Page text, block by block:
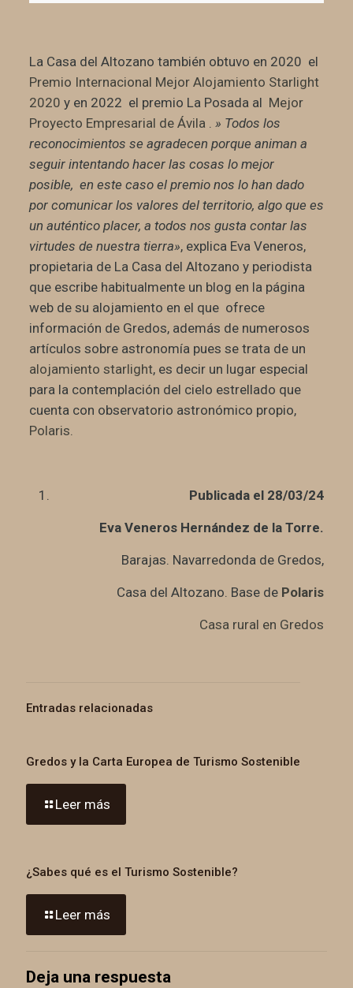
La Casa del Altozano también obtuvo en 2020 el
Premio Internacional Mejor Alojamiento Starlight
2020 y en 2022 el premio La Posada al Mejor
Proyecto Empresarial de Ávila
» Todos los
reconocimientos se agradecen porque animan a
seguir intentando hacer las cosas lo mejor
posible, en este caso el premio nos lo han dado
por comunicar los valores del territorio, algo que es
un auténtico placer, a todos nos gusta contar las
virtudes de nuestra tierra», explica Eva Veneros,
propietaria de La Casa del Altozano y periodista
que escribe habitualmente un blog en la página
web de su alojamiento en el que ofrece
información de Gredos, además de numerosos
artículos sobre astronomía pues se trata de un
alojamiento starlight, es decir un lugar especial
para la contemplación del cielo estrellado que
cuenta con observatorio astronómico propio,
Polaris.
Publicada el 28/03/24
Eva Veneros Hernández de la Torre.
Barajas. Navarredonda de Gredos,
Casa del Altozano. Base de Polaris
Casa rural en Gredos
Entradas relacionadas
Gredos y la Carta Europea de Turismo Sostenible
Leer más
¿Sabes qué es el Turismo Sostenible?
Leer más
Deja una respuesta